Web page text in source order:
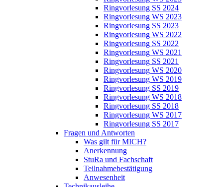
Ringvorlesung SS 2024
Ringvorlesung WS 2023
Ringvorlesung SS 2023
Ringvorlesung WS 2022
Ringvorlesung SS 2022
Ringvorlesung WS 2021
Ringvorlesung SS 2021
Ringvorlesung WS 2020
Ringvorlesung WS 2019
Ringvorlesung SS 2019
Ringvorlesung WS 2018
Ringvorlesung SS 2018
Ringvorlesung WS 2017
Ringvorlesung SS 2017
Fragen und Antworten
Was gilt für MICH?
Anerkennung
StuRa und Fachschaft
Teilnahmebestätigung
Anwesenheit